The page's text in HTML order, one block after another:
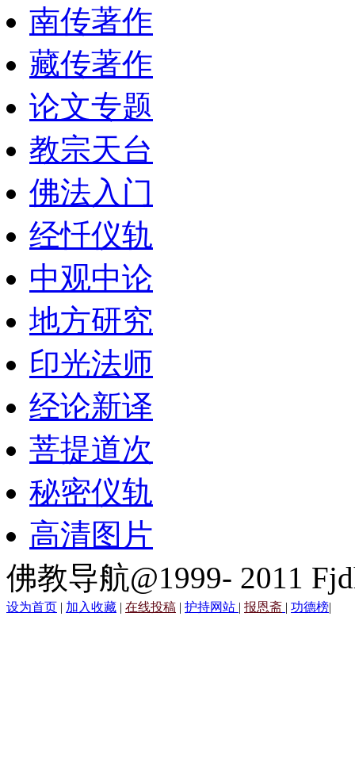
南传著作
藏传著作
论文专题
教宗天台
佛法入门
经忏仪轨
中观中论
地方研究
印光法师
经论新译
菩提道次
秘密仪轨
高清图片
佛教导航@1999- 2011
设为首页 | 加入收藏 | 在线投稿 | 护持网站 | 报恩斋 | 功德榜|